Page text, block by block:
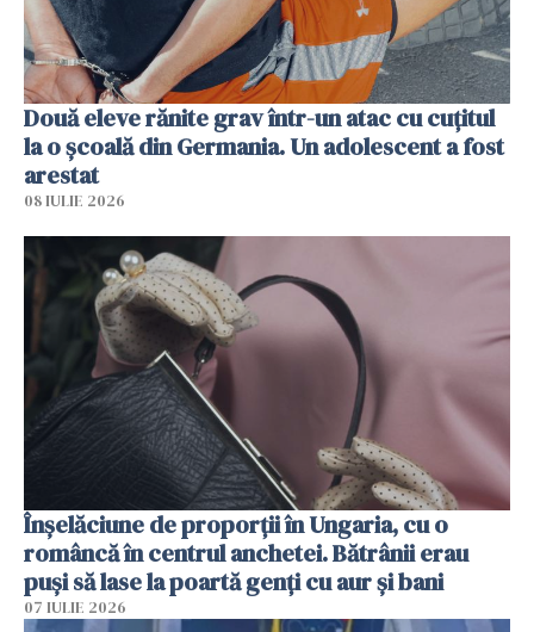
Două eleve rănite grav într-un atac cu cuțitul
la o școală din Germania. Un adolescent a fost
arestat
08 IULIE 2026
Înșelăciune de proporții în Ungaria, cu o
româncă în centrul anchetei. Bătrânii erau
puși să lase la poartă genți cu aur și bani
07 IULIE 2026